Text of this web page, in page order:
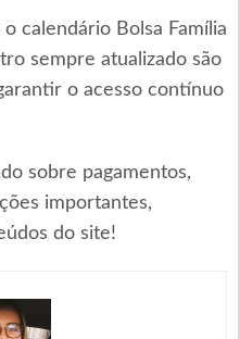
calendário Bolsa Família
sempre atualizado são
o acesso contínuo
sobre pagamentos,
importantes,
do site!